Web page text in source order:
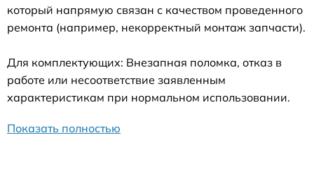
который напрямую связан с качеством проведенного
ремонта (например, некорректный монтаж запчасти).
Для комплектующих: Внезапная поломка, отказ в
работе или несоответствие заявленным
характеристикам при нормальном использовании.
Показать полностью